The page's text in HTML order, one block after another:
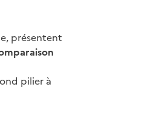
présentent
pilier à